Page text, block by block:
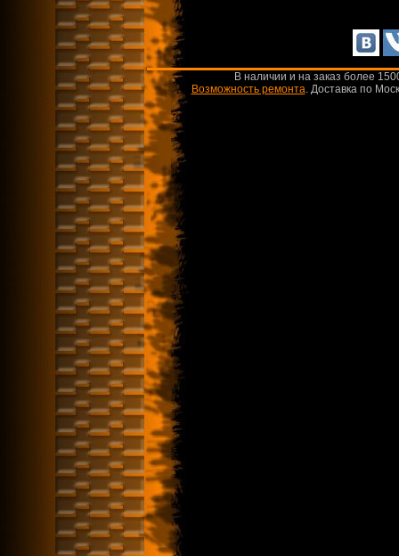
В наличии и на заказ более
Возможность ремонта.Доставка по